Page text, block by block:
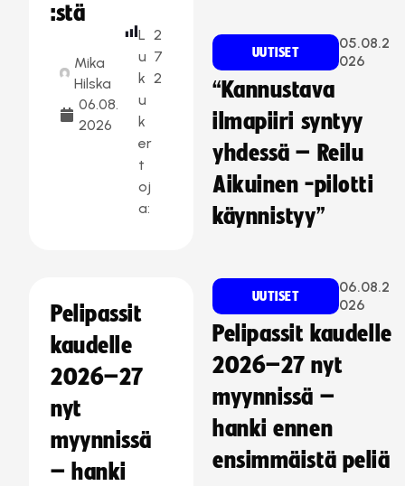
:stä
Mika
Hilska
06.08.
2026
L
u
k
u
k
er
t
oj
a:
2
7
2
Pelipassit
kaudelle
2026–27
nyt
myynnissä
– hanki
UUTISET
05.08.2
026
“Kannustava
ilmapiiri syntyy
yhdessä – Reilu
Aikuinen -pilotti
käynnistyy”
UUTISET
06.08.2
026
Pelipassit kaudelle
2026–27 nyt
myynnissä –
hanki ennen
ensimmäistä peliä